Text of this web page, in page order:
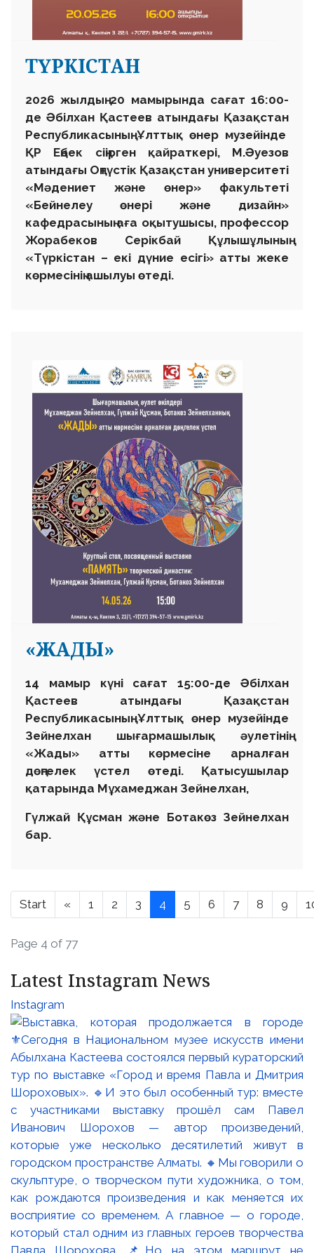
ТҮРКІСТАН
2026 жылдың 20 мамырында сағат 16:00-
де Әбілхан Қастеев атындағы Қазақстан
Республикасының Ұлттық өнер музейінде
ҚР Еңбек сіңірген қайраткері, М.Әуезов
атындағы Оңтүстік Қазақстан университеті
«Мәдениет және өнер» факультеті
«Бейнелеу өнері және дизайн»
кафедрасының аға оқытушысы, профессор
Жорабеков Серікбай Құлышұлының
«Түркістан – екі дүние есігі» атты жеке
көрмесінің ашылуы өтеді.
«ЖАДЫ»
14 мамыр күні сағат 15:00-де Әбілхан
Қастеев атындағы Қазақстан
Республикасының Ұлттық өнер музейінде
Зейнелхан шығармашылық әулетінің
«Жады» атты көрмесіне арналған
дөңгелек үстел өтеді. Қатысушылар
қатарында Мұхамеджан Зейнелхан,
Гүлжай Құсман және Ботакөз Зейнелхан
бар.
Start « 1 2 3 4 5 6 7 8 9
Page 4 of 77
Latest Instagram News
Instagram